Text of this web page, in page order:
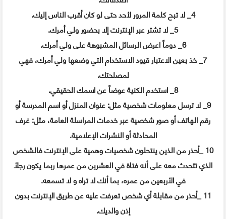
4_ لا تبح كلمة المرور لأحد حتى لو كان أقرب الناس إليك.
5_ لا تشتر عبر الإنترنت إلا بحضور ولي أمرك.
6_ دوماً اعرض الرسائل المشبوهة على ولي أمرك.
7_ خذ بعين الاعتبار قيود الاستخدام التي وضعها ولي أمرك، فهي
لمصلحتك.
8_ استخدم الكنية عوضاً عن اسمك الحقيقي.
9_ لا ترسل معلومات شخصية مثل: عنوان المنزل أو اسم المدرسة أو
رقم الهاتف أو صور شخصية عبر خدمات المراسلة العامة، مثل: غرف
المحادثة أو النشرات الإعلامية.
10 _أحذر من الذين ينتحلون شخصيات وهمية على الإنترنت فالشخص
الذي تتحدث معه على أنه فتاة في العشرين من عمرها ربما يكون رجلاً
في الأربعين من عمره، بما أنك لا تراه و لا تسمعه.
11 _أحذر من مقابلة أي شخص تعرفت عليه عن طريق الإنترنت بدون
إذن والديك.